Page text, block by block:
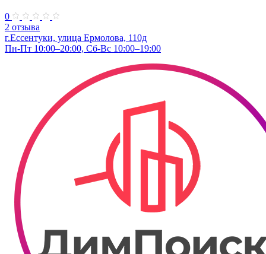
0
2 отзыва
г.Ессентуки, улица Ермолова, 110д
Пн-Пт 10:00–20:00, Сб-Вс 10:00–19:00